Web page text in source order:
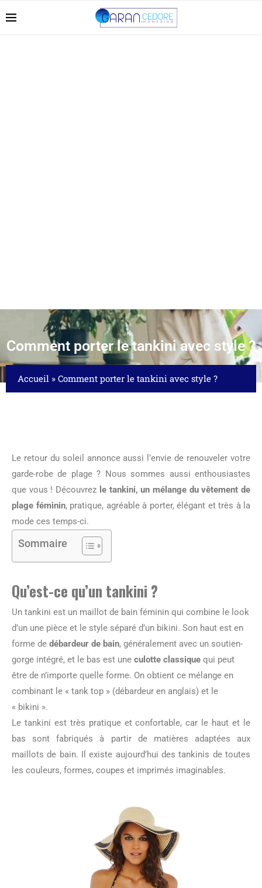
Comment porter le tankini avec style ?
Accueil » Comment porter le tankini avec style ?
Le retour du soleil annonce aussi l’envie de renouveler votre
garde-robe de plage ? Nous sommes aussi enthousiastes
que vous ! Découvrez le tankini, un mélange du vêtement de
plage féminin, pratique, agréable à porter, élégant et très à la
mode ces temps-ci.
Sommaire
Qu’est-ce qu’un tankini ?
Un tankini est un maillot de bain féminin qui combine le look
d’un une pièce et le style séparé d’un bikini. Son haut est en
forme de débardeur de bain, généralement avec un soutien-
gorge intégré, et le bas est une culotte classique qui peut
être de n’importe quelle forme. On obtient ce mélange en
combinant le « tank top » (débardeur en anglais) et le
« bikini ».
Le tankini est très pratique et confortable, car le haut et le
bas sont fabriqués à partir de matières adaptées aux
maillots de bain. Il existe aujourd’hui des tankinis de toutes
les couleurs, formes, coupes et imprimés imaginables.